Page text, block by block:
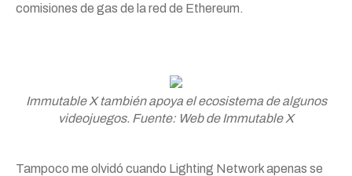
comisiones de gas de la red de Ethereum.
Immutable X también apoya el ecosistema de algunos
videojuegos. Fuente: Web de Immutable X
Tampoco me olvidó cuando Lighting Network apenas se